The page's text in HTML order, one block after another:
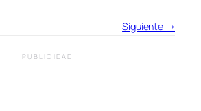
Siguiente →
PUBLICIDAD